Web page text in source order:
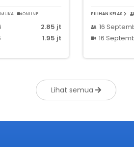
MUKA ONLINE
2.85 jt
1.95 jt
PILIHAN KELAS
16
16
Lihat semua